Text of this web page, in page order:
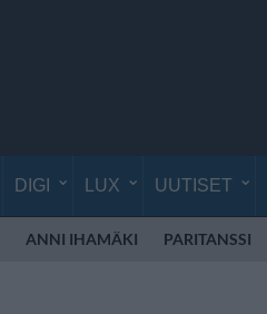
DIGI LUX UUTISET
ANNI IHAMÄKI PARITANSSI